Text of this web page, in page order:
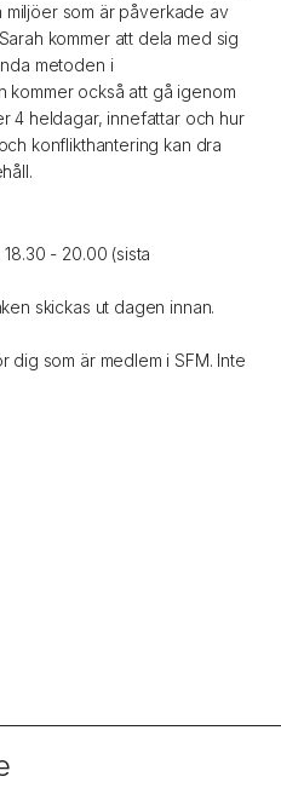
som är påverkade av
kommer att dela med sig
metoden i
också att gå igenom
4 heldagar, innefattar och hur
konflikthantering kan dra
- 20.00 (sista
skickas ut dagen innan.
dig som är medlem i SFM. Inte